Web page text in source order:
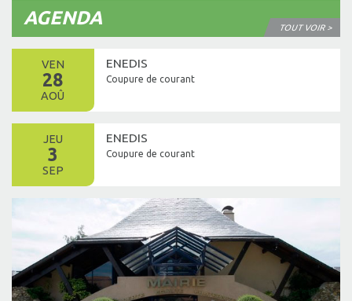
AGENDA TOUT VOIR >
VEN
28
AOÛ
ENEDIS
Coupure de courant
JEU
3
SEP
ENEDIS
Coupure de courant